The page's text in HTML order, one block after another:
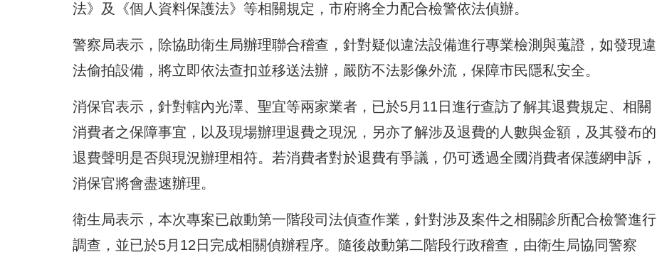
法》及《個人資料保護法》等相關規定，市府將全力配合檢警依法偵辦。
警察局表示，除協助衛生局辦理聯合稽查，針對疑似違法設備進行專業檢測與蒐證，如發現違
法偷拍設備，將立即依法查扣並移送法辦，嚴防不法影像外流，保障市民隱私安全。
消保官表示，針對轄內光澤、聖宜等兩家業者，已於5月11日進行查訪了解其退費規定、相關
消費者之保障事宜，以及現場辦理退費之現況，另亦了解涉及退費的人數與金額，及其發布的
退費聲明是否與現況辦理相符。若消費者對於退費有爭議，仍可透過全國消費者保護網申訴，
消保官將會盡速辦理。
衛生局表示，本次專案已啟動第一階段司法偵查作業，針對涉及案件之相關診所配合檢警進行
調查，並已於5月12日完成相關偵辦程序。隨後啟動第二階段行政稽查，由衛生局協同警察